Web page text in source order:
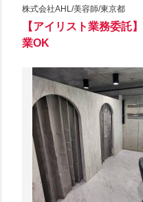
株式会社AHL/美容師/東京都
【アイリスト業務委託
業OK